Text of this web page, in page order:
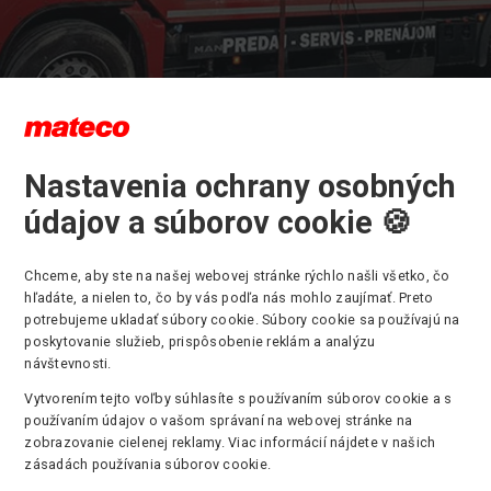
pre pracovnú plošinu
pracovných plošín a manipulačnej techniky zákazníkom je
služieb prenájmu ,predajaaservisu pracovných plošín a
techniky.
vBratislave
máme
flexibility a lepšej reakcie na dovoz a odvoz strojov pre
tak odpadávajú starosti s logistikou pracovných
postaráme my. Dopravu pracovných strojov ponúkame v rámci
republiky.
Nastavenia ochrany osobných
údajov a súborov cookie 🍪
Chceme, aby ste na našej webovej stránke rýchlo našli všetko, čo
hľadáte, a nielen to, čo by vás podľa nás mohlo zaujímať. Preto
potrebujeme ukladať súbory cookie. Súbory cookie sa používajú na
poskytovanie služieb, prispôsobenie reklám a analýzu
návštevnosti.
Vytvorením tejto voľby súhlasíte s používaním súborov cookie a s
používaním údajov o vašom správaní na webovej stránke na
zobrazovanie cielenej reklamy. Viac informácií nájdete v našich
zásadách používania súborov cookie.